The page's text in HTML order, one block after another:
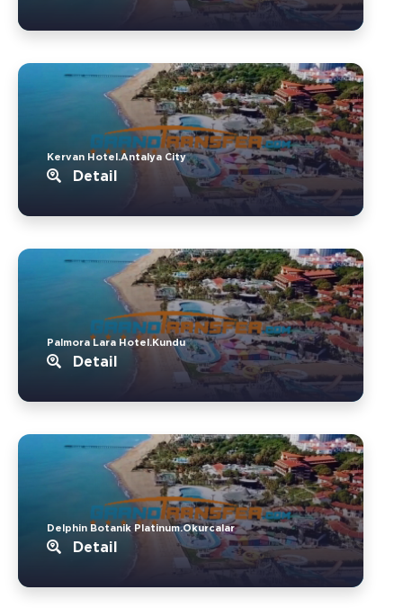
Kervan Hotel.Antalya City
Detail
Palmora Lara Hotel.Kundu
Detail
Delphin Botanik Platinum.Okurcalar
Detail